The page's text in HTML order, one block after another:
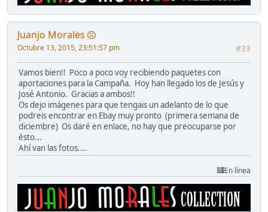
Juanjo Morales
#33
Octubre 13, 2015, 23:51:57 pm
Vamos bien!! Poco a poco voy recibiendo paquetes con
aportaciones para la Campaña. Hoy han llegado los de Jesús y
José Antonio. Gracias a ambos!!
Os dejo imágenes para que tengais un adelanto de lo que
podreis encontrar en Ebay muy pronto (primera semana de
diciembre) Os daré en enlace, no hay que preocuparse por
ésto...
Ahí van las fotos....
En línea